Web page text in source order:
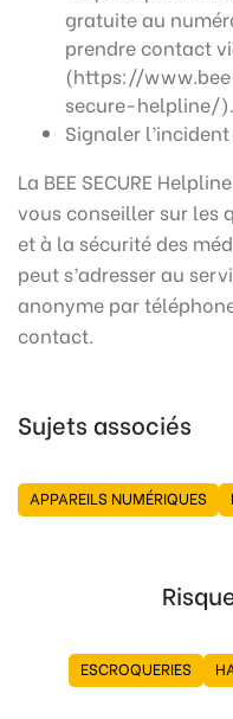
gratuite au
prendre contact
(https://
secure-helpline/).
Signaler
La BEE SECURE
vous conseiller sur les
et à la sécurité des
peut s’adresser au
anonyme par
contact.
Sujets associés
APPAREILS NUMÉRIQUES
ESCROQUERIES